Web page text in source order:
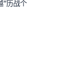
“历战个